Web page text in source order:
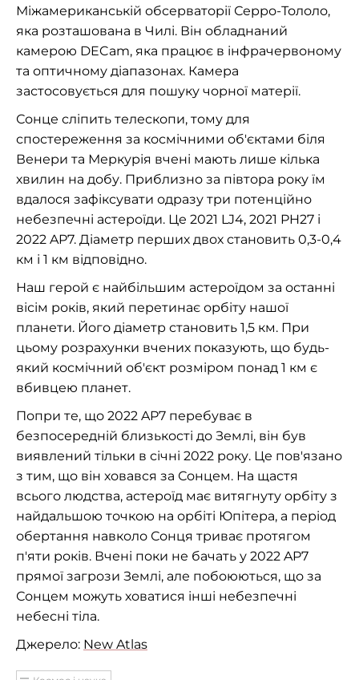
Міжамериканській обсерваторії Серро-Тололо,
яка розташована в Чилі. Він обладнаний
камерою DECam, яка працює в інфрачервоному
та оптичному діапазонах. Камера
застосовується для пошуку чорної матерії.
Сонце сліпить телескопи, тому для
спостереження за космічними об'єктами біля
Венери та Меркурія вчені мають лише кілька
хвилин на добу. Приблизно за півтора року їм
вдалося зафіксувати одразу три потенційно
небезпечні астероїди. Це 2021 LJ4, 2021 PH27 і
2022 AP7. Діаметр перших двох становить 0,3-0,4
км і 1 км відповідно.
Наш герой є найбільшим астероїдом за останні
вісім років, який перетинає орбіту нашої
планети. Його діаметр становить 1,5 км. При
цьому розрахунки вчених показують, що будь-
який космічний об'єкт розміром понад 1 км є
вбивцею планет.
Попри те, що 2022 AP7 перебуває в
безпосередній близькості до Землі, він був
виявлений тільки в січні 2022 року. Це пов'язано
з тим, що він ховався за Сонцем. На щастя
всього людства, астероїд має витягнуту орбіту з
найдальшою точкою на орбіті Юпітера, а період
обертання навколо Сонця триває протягом
п'яти років. Вчені поки не бачать у 2022 AP7
прямої загрози Землі, але побоюються, що за
Сонцем можуть ховатися інші небезпечні
небесні тіла.
Джерело: New Atlas